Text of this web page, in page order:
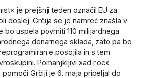
je prejšnji teden označil EU za
doslej. Grčija se je namreč znašla v
bo uspela povrniti 110 milijardnega
denarnega sklada, zato pa bo
posojila in s tem
Pomanjkljivi »ad hoc«
pomoči Grčiji je 6. maja pripeljal do